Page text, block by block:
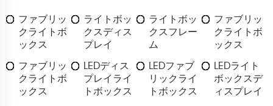
ファブリッ
クライトボ
ックス
ライトボッ
クスディス
プレイ
ライトボッ
クスフレー
ム
ファブリッ
クライトボ
ックス
ファブリッ
クライトボ
ックス
LEDディス
プレイライ
トボックス
LEDファブ
リックライ
トボックス
LEDライト
ボックスデ
ィスプレイ